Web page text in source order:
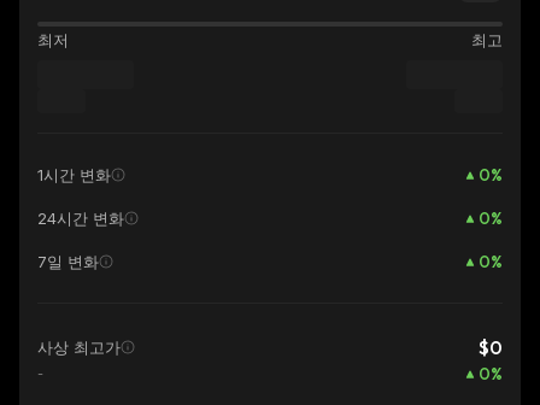
최저 최고
1시간 변화 0%
24시간 변화 0%
7일 변화 0%
사상 최고가 $0
- 0%